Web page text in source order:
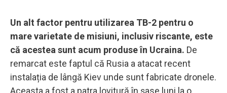
Un alt factor pentru utilizarea TB-2 pentru o
mare varietate de misiuni, inclusiv riscante, este
că acestea sunt acum produse în Ucraina. De
remarcat este faptul că Rusia a atacat recent
instalația de lângă Kiev unde sunt fabricate dronele.